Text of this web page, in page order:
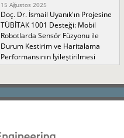
15 Ağustos 2025
Doç. Dr. İsmail Uyanık'ın Projesine
TÜBİTAK 1001 Desteği: Mobil
Robotlarda Sensör Füzyonu ile
Durum Kestirim ve Haritalama
Performansının İyileştirilmesi